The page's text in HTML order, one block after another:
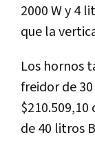
2000 W y 4
que la
Los hornos
freidor de
de 40 litros